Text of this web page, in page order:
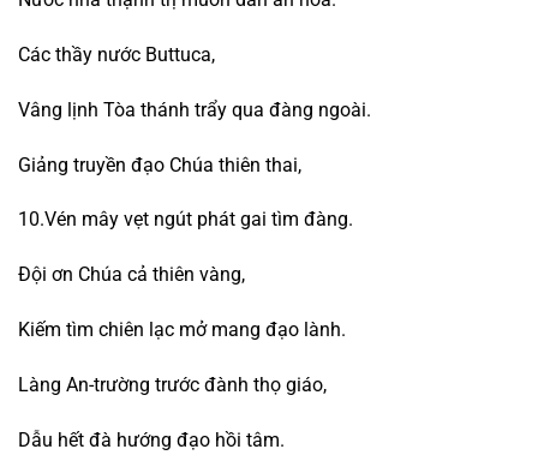
Các thầy nước Buttuca,
Vâng lịnh Tòa thánh trẩy qua đàng ngoài.
Giảng truyền đạo Chúa thiên thai,
10.Vén mây vẹt ngút phát gai tìm đàng.
Đội ơn Chúa cả thiên vàng,
Kiếm tìm chiên lạc mở mang đạo lành.
Làng An-trường trước đành thọ giáo,
Dẫu hết đà hướng đạo hồi tâm.